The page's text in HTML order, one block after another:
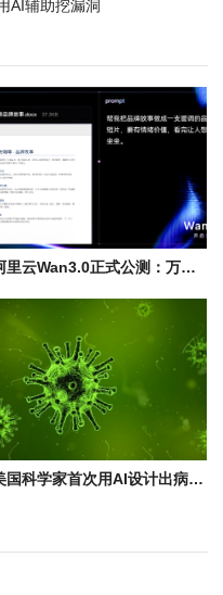
AI辅助挖漏洞
阿里云Wan3.0正式公测：万物皆可生视频！单次可生成30秒
美国科学家首次用AI设计出病毒：用于感染细菌 不会对人类构成威胁